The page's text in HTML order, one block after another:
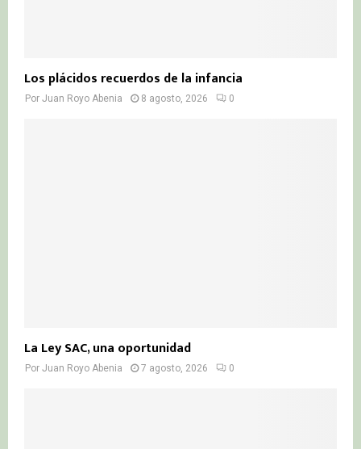
Los plácidos recuerdos de la infancia
Por Juan Royo Abenia 8 agosto, 2026 0
La Ley SAC, una oportunidad
Por Juan Royo Abenia 7 agosto, 2026 0